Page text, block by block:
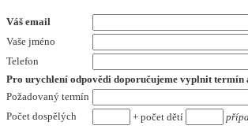
Váš email
Vaše jméno
Telefon
Pro urychlení odpovědi doporučujeme vyplnit termín
Požadovaný termín
Počet dospělých
+ počet dětí